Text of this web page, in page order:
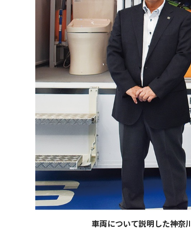
車両について説明した神奈